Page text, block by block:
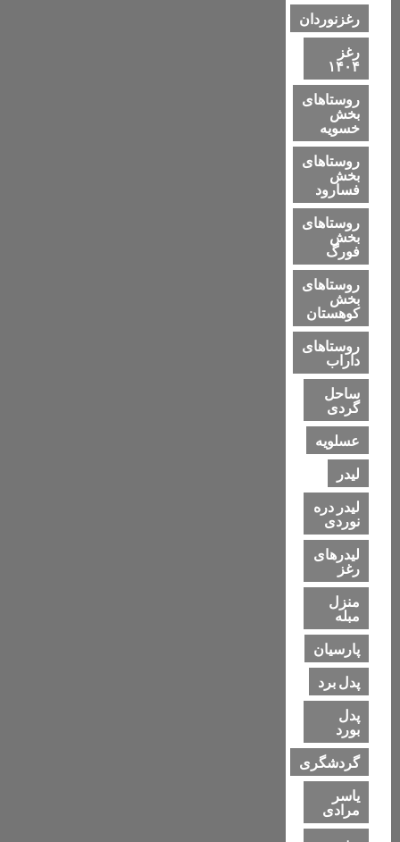
رغزنوردان
رغز
۱۴۰۴
روستاهای
بخش
خسویه
روستاهای
بخش
فسارود
روستاهای
بخش
فورگ
روستاهای
بخش
کوهستان
روستاهای
داراب
ساحل
گردی
عسلویه
لیدر
لیدر دره
نوردی
لیدرهای
رغز
منزل
مبله
پارسیان
پدل برد
پدل
بورد
گردشگری
یاسر
مرادی